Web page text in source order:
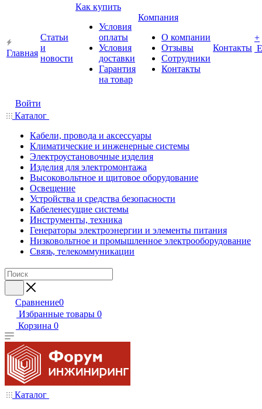
Главная
Статьи
и
новости
Как купить
Условия
оплаты
Условия
доставки
Гарантия
на товар
Компания
О компании
Отзывы
Сотрудники
Контакты
Контакты
+
Войти
Каталог
Кабели, провода и аксессуары
Климатические и инженерные системы
Электроустановочные изделия
Изделия для электромонтажа
Высоковольтное и щитовое оборудование
Освещение
Устройства и средства безопасности
Кабеленесущие системы
Инструменты, техника
Генераторы электроэнергии и элементы питания
Низковольтное и промышленное электрооборудование
Связь, телекоммуникации
Сравнение0
Избранные товары 0
Корзина 0
Каталог